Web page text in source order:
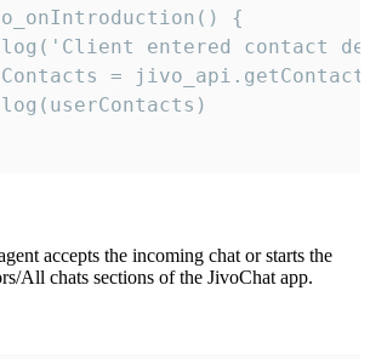
{
entered contact
=
accepts the incoming chat or starts the
All chats sections of the JivoChat app.